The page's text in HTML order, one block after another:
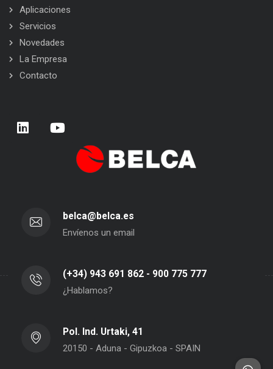
Aplicaciones
Servicios
Novedades
La Empresa
Contacto
belca@belca.es
Envíenos un email
(+34) 943 691 862 - 900 775 777
¿Hablamos?
Pol. Ind. Urtaki, 41
20150 - Aduna - Gipuzkoa - SPAIN